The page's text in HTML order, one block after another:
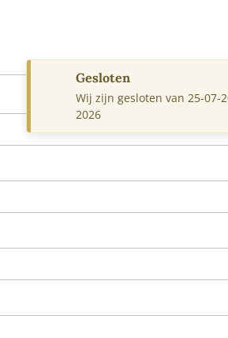
Gesloten
Wij zijn gesloten van 25-07-
2026